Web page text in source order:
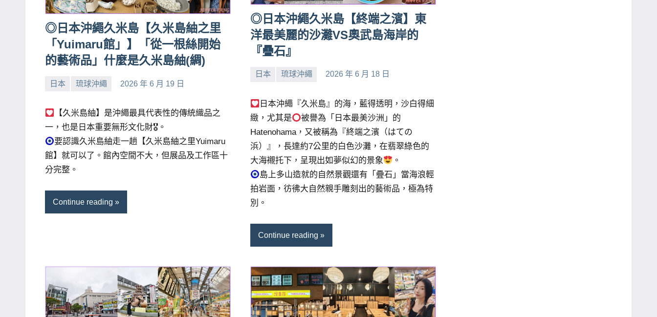
人
象。
★
◎日本沖繩久米島【久米島紬之里
「Yuimaru館」】「從一根絲開始
的藝術品」什麼是久米島紬(綢)
日本 琉球沖繩
2026 年 6 月 19 日
【久米島紬】是沖繩最具代表性的傳統織品之
一，也是日本重要無形文化財🎖。
要認識久米島紬走一趟【久米島紬之里Yuimaru
館】就可以了。館內空間不大，但展品及工作區十
分完整。
Continue reading
◎日本沖繩久米島【終端之濱】東
洋最美麗的沙灘VS奧武島海岸的
『疊石』
日本 琉球沖繩
2026 年 6 月 18 日
日本沖繩『久米島』的海，藍得透明，沙白得細
緻，尤其是
被譽為「日本最美沙洲」的
Hatenohama，又被稱為『終端之濱（はての
浜）』，長達約7公里的白色沙灘，在翡翠綠色的
大海襯托下，呈現出如夢似幻的景象
。
島上多山造就的自然景觀還有「疊石」當海浪輕
拍岩面，彷彿大自然親手雕刻出的藝術品，極為特
別。
Continue reading